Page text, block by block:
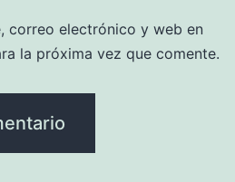
correo electrónico y web en
la próxima vez que comente.